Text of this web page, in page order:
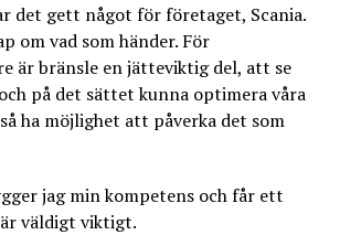
det gett något för företaget, Scania.
om vad som händer. För
är bränsle en jätteviktig del, att se
på det sättet kunna optimera våra
ha möjlighet att påverka det som
jag min kompetens och får ett
väldigt viktigt.